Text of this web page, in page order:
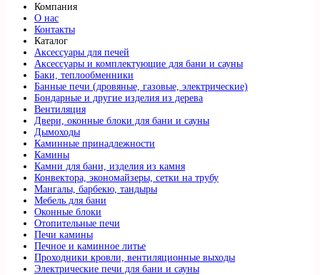
Компания
О нас
Контакты
Каталог
Аксессуары для печей
Аксессуары и комплектующие для бани и сауны
Баки, теплообменники
Банные печи (дровяные, газовые, электрические)
Бондарные и другие изделия из дерева
Вентиляция
Двери, оконные блоки для бани и сауны
Дымоходы
Каминные принадлежности
Камины
Камни для бани, изделия из камня
Конвектора, экономайзеры, сетки на трубу
Мангалы, барбекю, тандыры
Мебель для бани
Оконные блоки
Отопительные печи
Печи камины
Печное и каминное литье
Проходники кровли, вeнтиляционные выходы
Электрические печи для бани и сауны